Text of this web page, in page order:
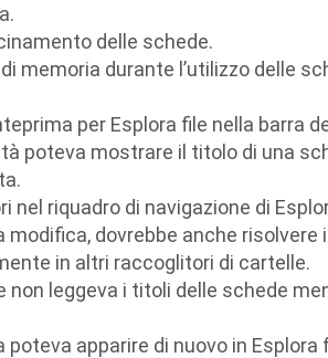
delle schede.
memoria durante l’utilizzo delle
per Esplora file nella barra
poteva mostrare il titolo di una
nel riquadro di navigazione di
dovrebbe anche risolvere
in altri raccoglitori di cartelle.
non leggeva i titoli delle schede
apparire di nuovo in Esplora